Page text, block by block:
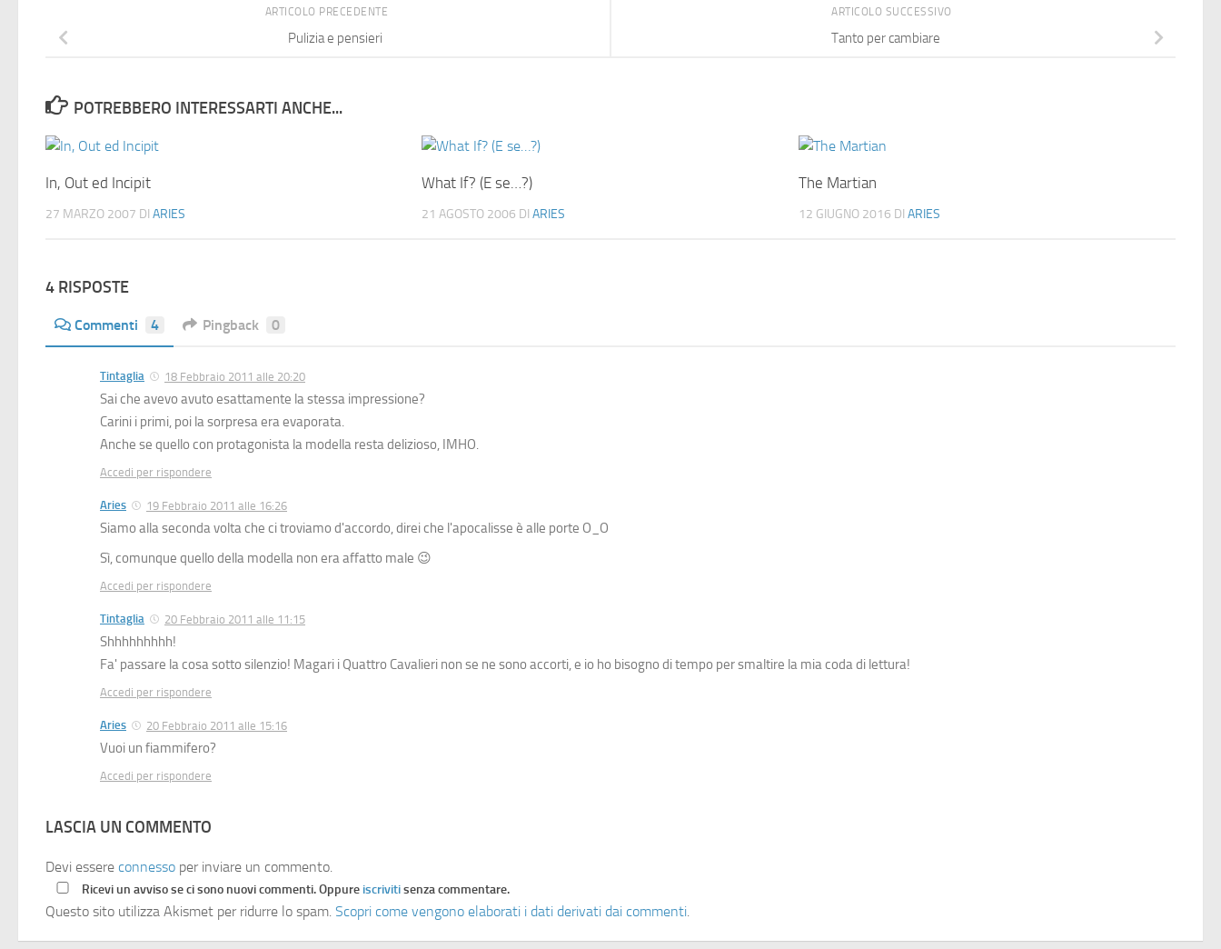
ARTICOLO SUCCESSIVO
Tanto per cambiare
ARTICOLO PRECEDENTE
Pulizia e pensieri
POTREBBERO INTERESSARTI ANCHE...
In, Out ed Incipit
27 MARZO 2007 DI ARIES
What If? (E se…?)
21 AGOSTO 2006 DIARIES
The Martian
12 GIUGNO 2016 DI ARIES
4 RISPOSTE
Commenti 4 Pingback 0
Tintaglia 18 Febbraio 2011 alle 20:20
Sai che avevo avuto esattamente la stessa impressione?
Carini i primi, poi la sorpresa era evaporata.
Anche se quello con protagonista la modella resta delizioso, IMHO.
Accedi per rispondere
Aries 19 Febbraio 2011 alle 16:26
Siamo alla seconda volta che ci troviamo d'accordo, direi che l'apocalisse è alle porte O_O
Sì, comunque quello della modella non era affatto male 😉
Accedi per rispondere
Tintaglia 20 Febbraio 2011 alle 11:15
Shhhhhhhhh!
Fa' passare la cosa sotto silenzio! Magari i Quattro Cavalieri non se ne sono accorti, e io ho bisogno di tempo per smaltire la mia coda di lettura!
Accedi per rispondere
Aries 20 Febbraio 2011 alle 15:16
Vuoi un fiammifero?
Accedi per rispondere
LASCIA UN COMMENTO
Devi essere connesso per inviare un commento.
Ricevi un avviso se ci sono nuovi commenti. Oppure iscrivitisenza commentare.
Questo sito utilizza Akismet per ridurre lo spam. Scopri come vengono elaborati i dati derivati dai commenti.